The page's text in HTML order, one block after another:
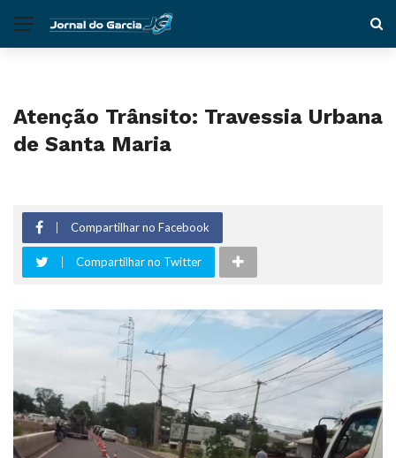
Atenção Trânsito: Travessia Urbana
de Santa Maria
Compartilhar no Facebook
Compartilhar no Twitter